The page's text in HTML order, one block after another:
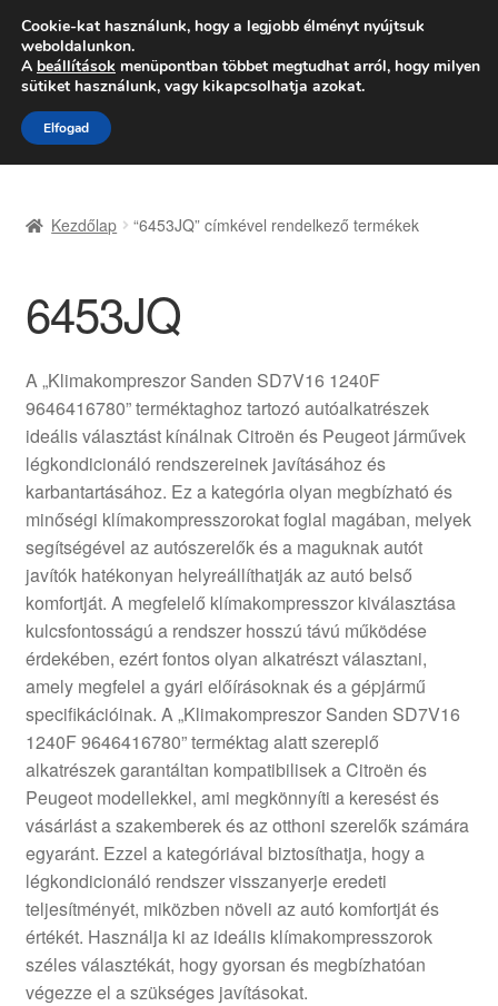
SZÁLLÍTÁS 2618 Ft-tól
Hétfő-Péntek 9:00–16:0006 80 088 054
Ugrás
a
navigációhoz
Kilépés
a
tartalomba
Adatvédelmi irányelvek
Felhasználási feltételek
Kifizetések
Panasz
Panaszkezelési szabályzat
Pénztár
Rólunk
Saját fiókom
Szállítás
Szállítás világszerte
Szekér
Kezdőlap “6453JQ” címkével rendelkező termékek
6453JQ
A „Klimakompreszor Sanden SD7V16 1240F
9646416780” terméktaghoz tartozó autóalkatrészek
ideális választást kínálnak Citroën és Peugeot járművek
légkondicionáló rendszereinek javításához és
karbantartásához. Ez a kategória olyan megbízható és
minőségi klímakompresszorokat foglal magában, melyek
segítségével az autószerelők és a maguknak autót
javítók hatékonyan helyreállíthatják az autó belső
komfortját. A megfelelő klímakompresszor kiválasztása
kulcsfontosságú a rendszer hosszú távú működése
érdekében, ezért fontos olyan alkatrészt választani,
amely megfelel a gyári előírásoknak és a gépjármű
specifikációinak. A „Klimakompreszor Sanden SD7V16
1240F 9646416780” terméktag alatt szereplő
alkatrészek garantáltan kompatibilisek a Citroën és
Peugeot modellekkel, ami megkönnyíti a keresést és
vásárlást a szakemberek és az otthoni szerelők számára
egyaránt. Ezzel a kategóriával biztosíthatja, hogy a
légkondicionáló rendszer visszanyerje eredeti
teljesítményét, miközben növeli az autó komfortját és
értékét. Használja ki az ideális klímakompresszorok
széles választékát, hogy gyorsan és megbízhatóan
végezze el a szükséges javításokat.
Cookie-kat használunk, hogy a legjobb élményt nyújtsuk
weboldalunkon.
A beállítások menüpontban többet megtudhat arról, hogy milyen
sütiket használunk, vagy kikapcsolhatja azokat.
Elfogad